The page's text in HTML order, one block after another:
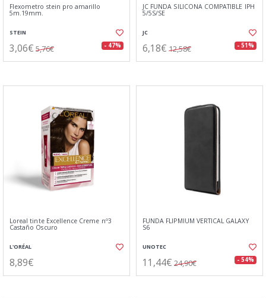
Flexometro stein pro amarillo
5m.19mm.
STEIN
3,06€ 5,76€ - 47%
JC FUNDA SILICONA COMPATIBLE IPH
5/5S/SE
JC
6,18€ 12,58€ - 51%
Loreal tinte Excellence Creme nº3
Castaño Oscuro
L'ORÉAL
8,89€
FUNDA FLIPMIUM VERTICAL GALAXY
S6
UNOTEC
11,44€ 24,90€ - 54%